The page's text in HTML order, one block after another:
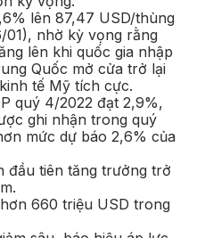
lên 87,47 USD/thùng
01), nhờ kỳ vọng rằng
lên khi quốc gia nhập
Quốc mở cửa trở lại
tế Mỹ tích cực.
quý 4/2022 đạt 2,9%,
ghi nhận trong quý
mức dự báo 2,6% của
đầu tiên tăng trưởng trở
660 triệu USD trong